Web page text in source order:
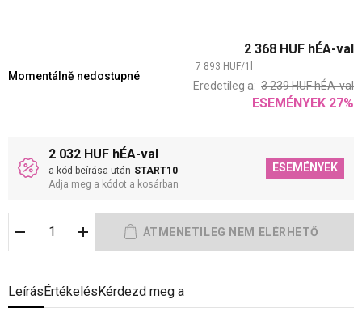
Momentálně nedostupné
2 368 HUF hÉA-val
7 893 HUF/1
Eredetileg a: 3 239HUFhÉA-val
ESEMÉNYEK 27%
2 032 HUF hÉA-val
a kód beírása után START10
Adja meg a kódot a kosárban
ESEMÉNYEK
LeírásÉrtékelésKérdezd meg a